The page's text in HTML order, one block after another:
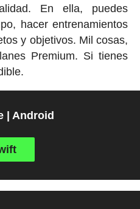
En ella, puedes
hacer entrenamientos
y objetivos. Mil cosas,
Premium. Si tienes
| Android